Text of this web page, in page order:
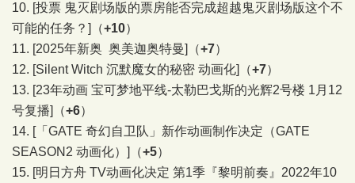
10. [投票 鬼灭剧场版的票房能否完成超越鬼灭剧场版这个不
可能的任务？]
（+10）
11. [2025年新奥 奥美迦奥特曼] （+7）
12. [Silent Witch 沉默魔女的秘密 动画化] （+7）
13. [23年动画 宝可梦地平线-太勒巴戈斯的光辉2号楼 1月12
号复播]
（+6）
14. [「GATE 奇幻自卫队」新作动画制作决定（GATE
SEASON2 动画化）]
（+5）
15. [明日方舟 TV动画化决定 第1季『黎明前奏』2022年10